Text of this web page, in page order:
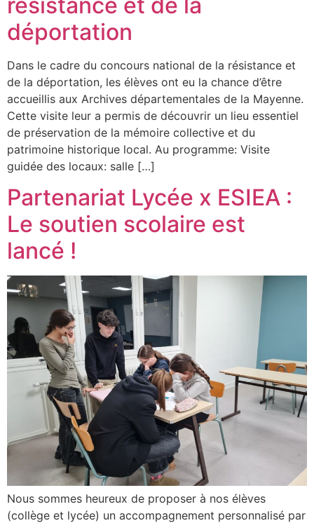
déportation
Dans le cadre du concours national de la résistance et
de la déportation, les élèves ont eu la chance d’être
accueillis aux Archives départementales de la Mayenne.
Cette visite leur a permis de découvrir un lieu essentiel
de préservation de la mémoire collective et du
patrimoine historique local. Au programme: Visite
guidée des locaux: salle […]
Partenariat Lycée x ESIEA :
Le soutien scolaire est
lancé !
Nous sommes heureux de proposer à nos élèves
(collège et lycée) un accompagnement personnalisé par